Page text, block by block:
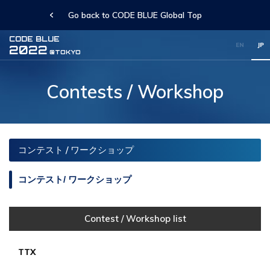
Go back to CODE BLUE Global Top
CODE BLUE
2022 @TOKYO
EN JP
Contests / Workshop
コンテスト / ワークショップ
コンテスト/ ワークショップ
Contest / Workshop list
TTX